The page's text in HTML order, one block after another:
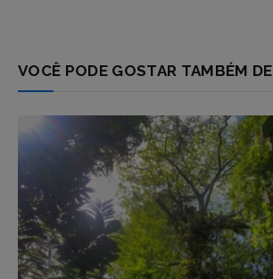
VOCÊ PODE GOSTAR TAMBÉM DE